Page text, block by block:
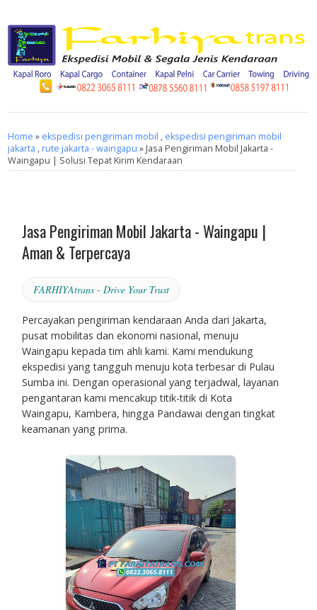
Home » ekspedisi pengiriman mobil , ekspedisi pengiriman mobil
jakarta ,rute jakarta - waingapu » Jasa Pengiriman Mobil Jakarta -
Waingapu | Solusi Tepat Kirim Kendaraan
Jasa Pengiriman Mobil Jakarta - Waingapu |
Aman & Terpercaya
FARHIYAtrans - Drive Your Trust
Percayakan pengiriman kendaraan Anda dari Jakarta,
pusat mobilitas dan ekonomi nasional, menuju
Waingapu kepada tim ahli kami. Kami mendukung
ekspedisi yang tangguh menuju kota terbesar di Pulau
Sumba ini. Dengan operasional yang terjadwal, layanan
pengantaran kami mencakup titik-titik di Kota
Waingapu, Kambera, hingga Pandawai dengan tingkat
keamanan yang prima.